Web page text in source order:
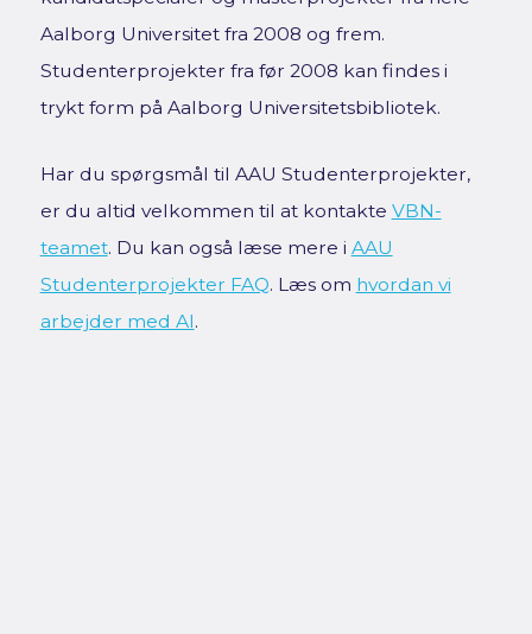
Aalborg Universitet fra 2008 og frem.
Studenterprojekter fra før 2008 kan findes i
trykt form på Aalborg Universitetsbibliotek.
Har du spørgsmål til AAU Studenterprojekter,
er du altid velkommen til at kontakte VBN-
teamet. Du kan også læse mere i AAU
Studenterprojekter FAQ. Læs om hvordan vi
arbejder med AI.